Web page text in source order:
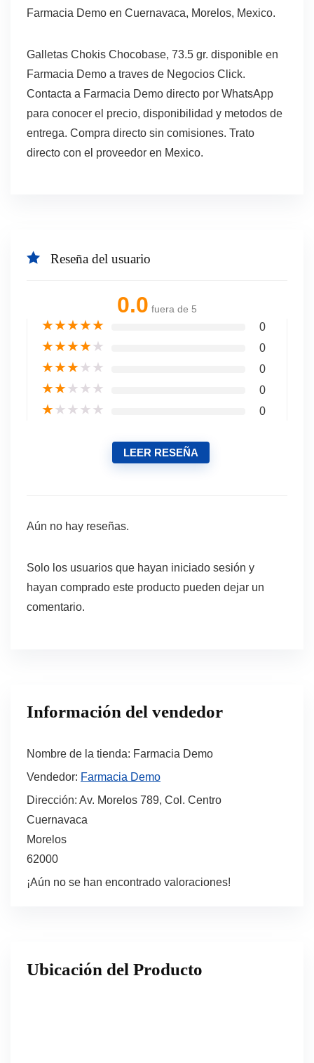
Farmacia Demo en Cuernavaca, Morelos, Mexico.
Galletas Chokis Chocobase, 73.5 gr. disponible en
Farmacia Demo a traves de Negocios Click.
Contacta a Farmacia Demo directo por WhatsApp
para conocer el precio, disponibilidad y metodos de
entrega. Compra directo sin comisiones. Trato
directo con el proveedor en Mexico.
Reseña del usuario
0.0 fuera de 5
★★★★★ 0
★★★★★ 0
★★★★★ 0
★★★★★ 0
★★★★★ 0
LEER RESEÑA
Aún no hay reseñas.
Solo los usuarios que hayan iniciado sesión y
hayan comprado este producto pueden dejar un
comentario.
Información del vendedor
Nombre de la tienda: Farmacia Demo
Vendedor: Farmacia Demo
Dirección: Av. Morelos 789, Col. Centro
Cuernavaca
Morelos
62000
¡Aún no se han encontrado valoraciones!
Ubicación del Producto